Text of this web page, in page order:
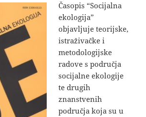
Časopis “Socijalna
ekologija”
objavljuje teorijske,
istraživačke i
metodologijske
radove s područja
socijalne ekologije
te drugih
znanstvenih
područja koja su u